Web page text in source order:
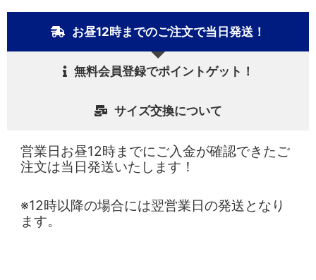
お昼12時までのご注文で当日発送！
無料会員登録でポイントゲット！
サイズ交換について
営業日お昼12時までにご入金が確認できたご
注文は当日発送いたします！
※12時以降の場合には翌営業日の発送となり
ます。